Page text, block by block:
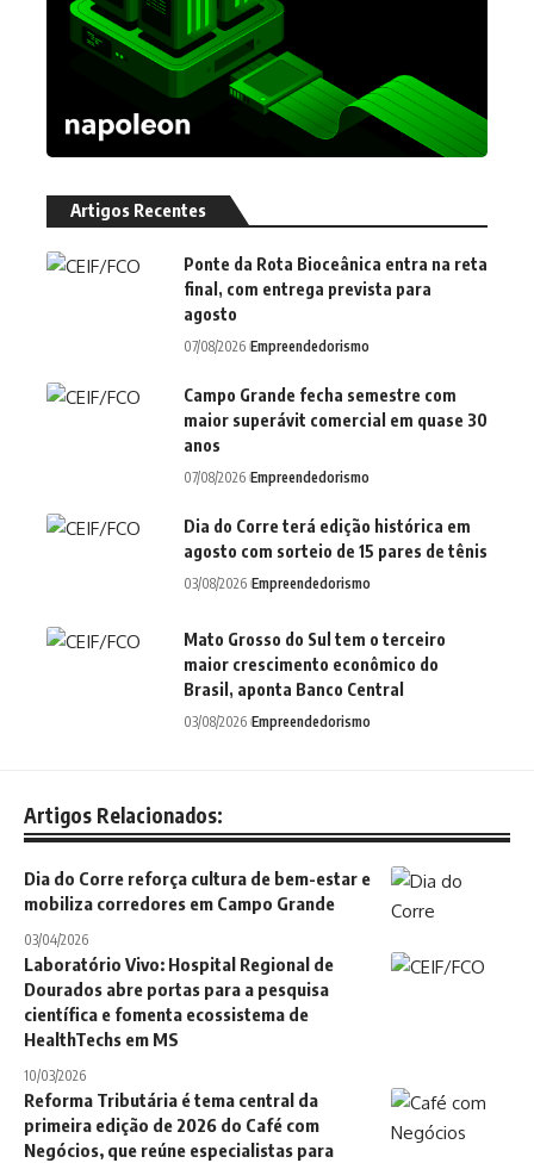
Artigos Recentes
Ponte da Rota Bioceânica entra na reta
final, com entrega prevista para
agosto
07/08/2026 Empreendedorismo
Campo Grande fecha semestre com
maior superávit comercial em quase 30
anos
07/08/2026 Empreendedorismo
Dia do Corre terá edição histórica em
agosto com sorteio de 15 pares de tênis
03/08/2026 Empreendedorismo
Mato Grosso do Sul tem o terceiro
maior crescimento econômico do
Brasil, aponta Banco Central
03/08/2026 Empreendedorismo
Artigos Relacionados:
Dia do Corre reforça cultura de bem-estar e
mobiliza corredores em Campo Grande
03/04/2026
Laboratório Vivo: Hospital Regional de
Dourados abre portas para a pesquisa
científica e fomenta ecossistema de
HealthTechs em MS
10/03/2026
Reforma Tributária é tema central da
primeira edição de 2026 do Café com
Negócios, que reúne especialistas para